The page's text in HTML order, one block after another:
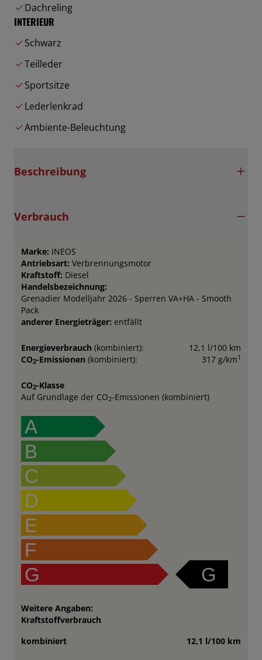
Dachreling
INTERIEUR
Schwarz
Teilleder
Sportsitze
Lederlenkrad
Ambiente-Beleuchtung
Beschreibung
Verbrauch
Marke: INEOS
Antriebsart: Verbrennungsmotor
Kraftstoff: Diesel
Handelsbezeichnung:
Grenadier Modelljahr 2026 - Sperren VA+HA - Smooth
Pack
anderer Energieträger: entfällt
Energieverbrauch (kombiniert):
12,1 l/100 km
CO2-Emissionen (kombiniert): 317 g/km1
CO2-Klasse
Auf Grundlage der CO2-Emissionen (kombiniert)
A
B
C
D
E
F
G
G
Weitere Angaben:
Kraftstoffverbrauch
kombiniert
12,1 l/100 km